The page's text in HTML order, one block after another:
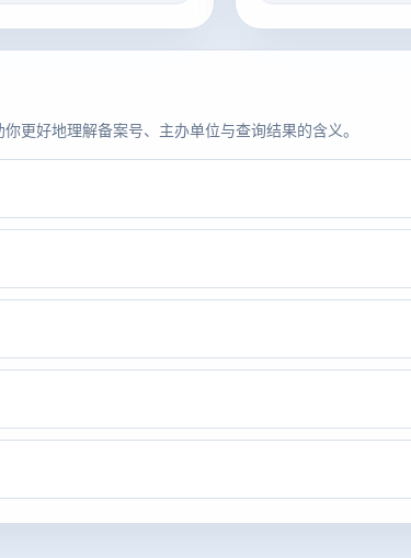
更好地理解备案号、主办单位与查询结果的含义。